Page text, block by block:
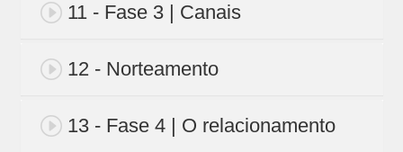
11 - Fase 3 | Canais
12 - Norteamento
13 - Fase 4 | O relacionamento